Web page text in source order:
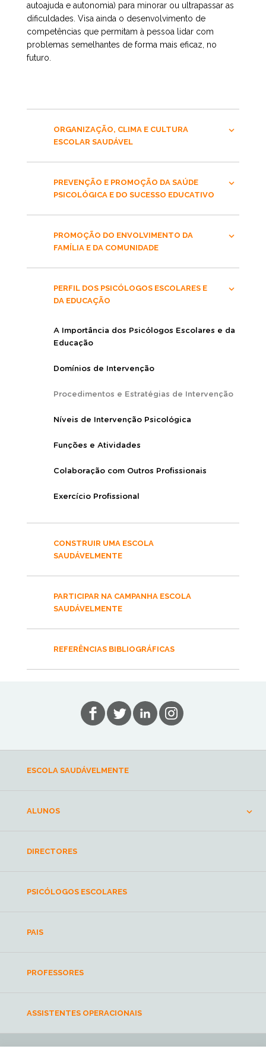
autoajuda e autonomia) para minorar ou ultrapassar as
dificuldades. Visa ainda o desenvolvimento de
competências que permitam à pessoa lidar com
problemas semelhantes de forma mais eficaz, no
futuro.
ORGANIZAÇÃO, CLIMA E CULTURA
ESCOLAR SAUDÁVEL
PREVENÇÃO E PROMOÇÃO DA SAÚDE
PSICOLÓGICA E DO SUCESSO EDUCATIVO
PROMOÇÃO DO ENVOLVIMENTO DA
FAMÍLIA E DA COMUNIDADE
PERFIL DOS PSICÓLOGOS ESCOLARES E
DA EDUCAÇÃO
A Importância dos Psicólogos Escolares e da
Educação
Domínios de Intervenção
Procedimentos e Estratégias de Intervenção
Níveis de Intervenção Psicológica
Funções e Atividades
Colaboração com Outros Profissionais
Exercício Profissional
CONSTRUIR UMA ESCOLA
SAUDÁVELMENTE
PARTICIPAR NA CAMPANHA ESCOLA
SAUDÁVELMENTE
REFERÊNCIAS BIBLIOGRÁFICAS
ESCOLA SAUDÁVELMENTE
ALUNOS
DIRECTORES
PSICÓLOGOS ESCOLARES
PAIS
PROFESSORES
ASSISTENTES OPERACIONAIS